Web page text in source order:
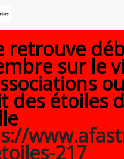
retrouve
sur le
des étoiles
217